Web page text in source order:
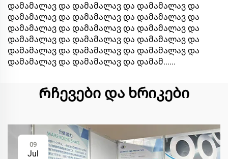
დამამალავ და დამამალავ და დამამალავ და
დამამალავ და დამამალავ და დამამალავ და
დამამალავ და დამამალავ და დამამალავ და
დამამალავ და დამამალავ და დამამალავ და
დამამალავ და დამამალავ და დამამალავ და
დამამალავ და დამამალავ და დამამ......
Რჩევები და ხრიკები
09
Jul